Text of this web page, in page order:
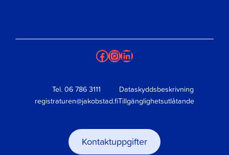
Facebook
Instagram
LinkedIn
Tel. 06 786 3111
registraturen@jakobstad.fi
Dataskyddsbeskrivning
Tillgänglighetsutlåtande
Kontaktuppgifter